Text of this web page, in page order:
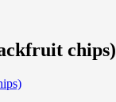
chips)